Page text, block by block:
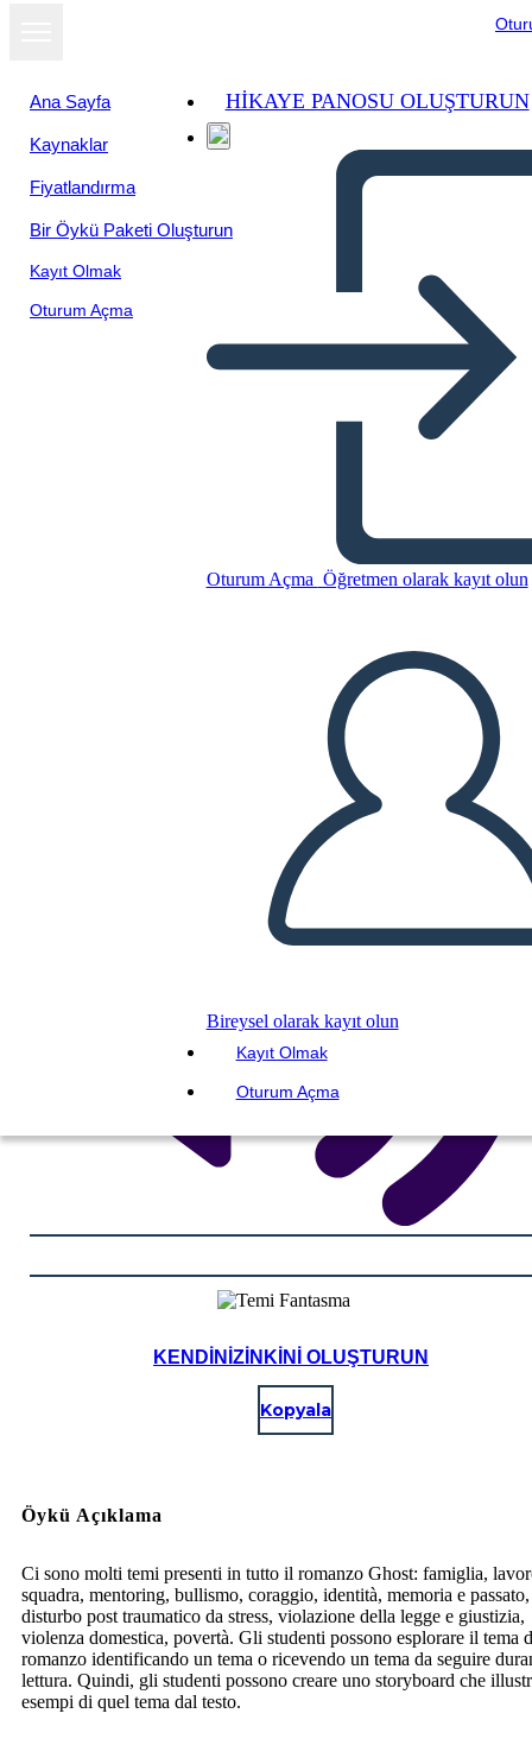
Ana Sayfa
Kaynaklar
Fiyatlandırma
Bir Öykü Paketi Oluşturun
Kayıt Olmak
Oturum Açma
HIKAYE PANOSU OLUŞTURUN
Oturum Açma Öğretmen olarak kayıt olun
Bireysel olarak kayıt olun
Kayıt Olmak
Oturum Açma
Temi Fantasma
BİR HİKAYE PANOSU OLUŞTUR
SLAYT GÖSTERİSİNİ OYNAT
BENİ OKU
KENDINIZINKINI OLUŞTURUN
Kopyala
Öykü Açıklama
Ci sono molti temi presenti in tutto il romanzo Ghost: famiglia,
squadra, mentoring, bullismo, coraggio, identità, memoria e passato,
disturbo post traumatico da stress, violazione della legge e giustizia,
violenza domestica, povertà. Gli studenti possono esplorare il tema
romanzo identificando un tema o ricevendo un tema da seguire
lettura. Quindi, gli studenti possono creare uno storyboard che
esempi di quel tema dal testo.